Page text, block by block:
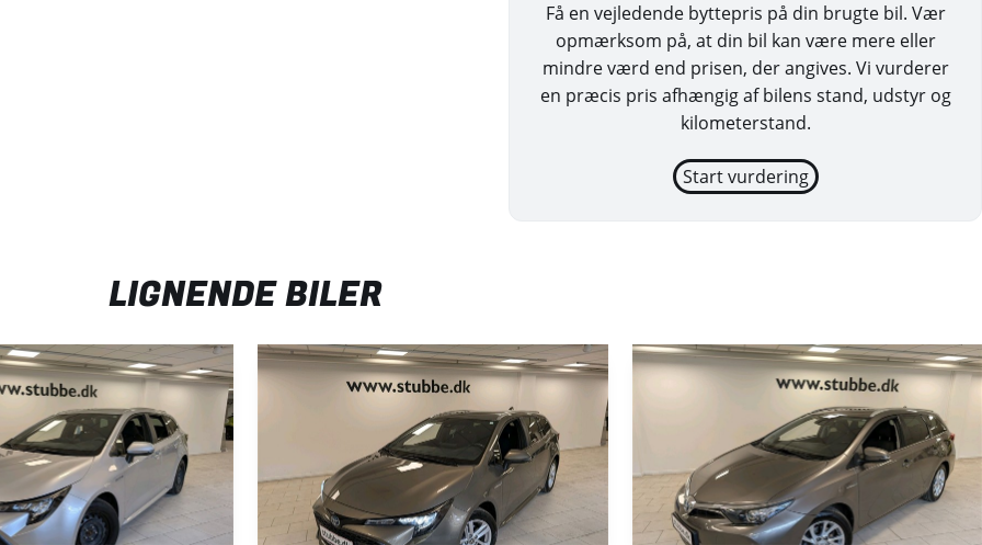
Få en vejledende byttepris på din brugte bil. Vær
opmærksom på, at din bil kan være mere eller
mindre værd end prisen, der angives. Vi vurderer
en præcis pris afhængig af bilens stand, udstyr og
kilometerstand.
Start vurdering
LIGNENDE BILER